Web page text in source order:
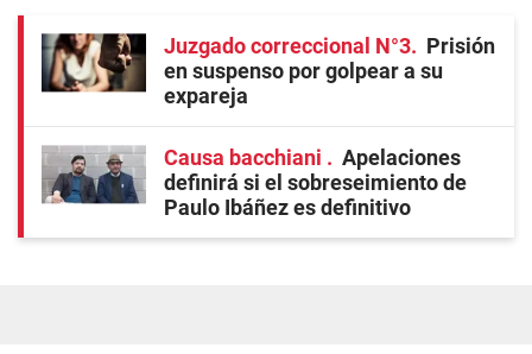
Juzgado correccional N°3
Prisión
en suspenso por golpear a su
expareja
Causa bacchiani
Apelaciones
definirá si el sobreseimiento de
Paulo Ibáñez es definitivo